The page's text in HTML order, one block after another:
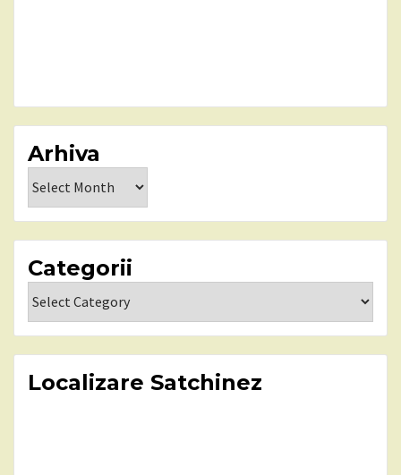
Arhiva
Categorii
Localizare Satchinez